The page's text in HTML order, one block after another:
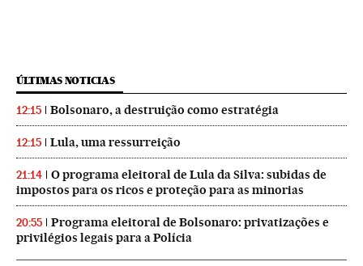
ÚLTIMAS NOTICIAS
12:15 Bolsonaro, a destruição como estratégia
12:15 Lula, uma ressurreição
21:14
O programa eleitoral de Lula da Silva: subidas de
impostos para os ricos e proteção para as minorias
20:55
Programa eleitoral de Bolsonaro: privatizações e
privilégios legais para a Polícia